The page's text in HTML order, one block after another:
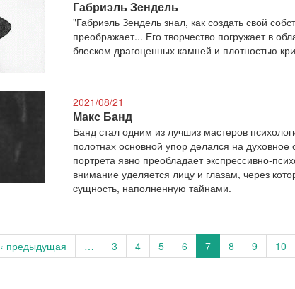
Габриэль Зендель
"Габриэль Зендель знал, как создать свой
преображает... Его творчество погружает в
блеском драгоценных камней и плотностью
2021/08/21
Макс Банд
Банд стал одним из лучшиз мастеров
полотнах основной упор делался на духовное
портрета явно преобладает экспрессивно-
внимание уделяется лицу и глазам, через
cущность, наполненную тайнами.
‹ предыдущая … 3 4 5 6 7 8 9 10